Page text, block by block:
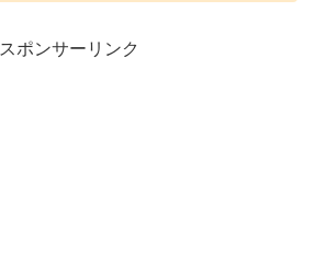
スポンサーリンク